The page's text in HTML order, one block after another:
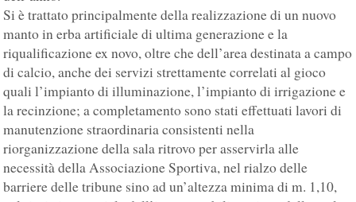
Si è trattato principalmente della realizzazione di un nuovo
manto in erba artificiale di ultima generazione e la
riqualificazione ex novo, oltre che dell’area destinata a campo
di calcio, anche dei servizi strettamente correlati al gioco
quali l’impianto di illuminazione, l’impianto di irrigazione e
la recinzione; a completamento sono stati effettuati lavori di
manutenzione straordinaria consistenti nella
riorganizzazione della sala ritrovo per asservirla alle
necessità della Associazione Sportiva, nel rialzo delle
barriere delle tribune sino ad un’altezza minima di m. 1,10,